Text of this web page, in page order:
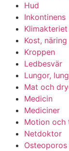
Hud
Inkontinens
Klimakteriet
Kost,
Kroppen
Ledbesvär
Lungor,
Mat och
Medicin
Mediciner
Motion och
Netdoktor